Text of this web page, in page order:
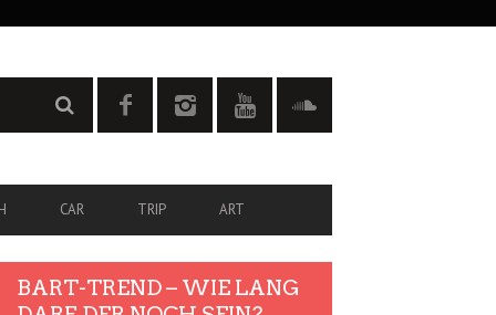
CAR TRIP ART
BART-TREND – WIE LANG